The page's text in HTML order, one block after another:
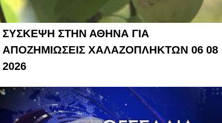
ΣΥΣΚΕΨΗ ΣΤΗΝ ΑΘΗΝΑ ΓΙΑ
ΑΠΟΖΗΜΙΩΣΕΙΣ ΧΑΛΑΖΟΠΛΗΚΤΩΝ 06 08
2026